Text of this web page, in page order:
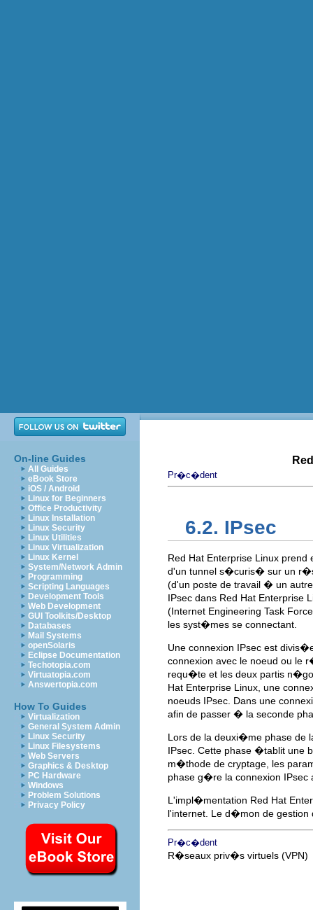
On-line Guides
All Guides
eBook Store
iOS / Android
Linux for Beginners
Office Productivity
Linux Installation
Linux Security
Linux Utilities
Linux Virtualization
Linux Kernel
System/Network Admin
Programming
Scripting Languages
Development Tools
Web Development
GUI Toolkits/Desktop
Databases
Mail Systems
openSolaris
Eclipse Documentation
Techotopia.com
Virtuatopia.com
Answertopia.com
How To Guides
Virtualization
General System Admin
Linux Security
Linux Filesystems
Web Servers
Graphics & Desktop
PC Hardware
Windows
Problem Solutions
Privacy Policy
Pr�c�dent
6.2. IPsec
Red Hat Enterprise Linux
d'un tunnel s�curis� sur un
(d'un poste de travail � un
IPsec dans Red Hat Enterprise
(Internet Engineering Task
les syst�mes se connectant.
Une connexion IPsec est
connexion avec le noeud ou le
requ�te et les deux partis
Hat Enterprise Linux, une
noeuds IPsec. Dans une
afin de passer � la seconde
Lors de la deuxi�me phase de
IPsec. Cette phase �tablit une
m�thode de cryptage, les
phase g�re la connexion IPsec
L'impl�mentation Red Hat
l'internet. Le d�mon de
Pr�c�dent
R�seaux priv�s virtuels (VPN)